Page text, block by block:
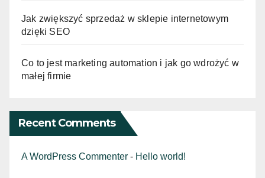
Jak zwiększyć sprzedaż w sklepie internetowym
dzięki SEO
Co to jest marketing automation i jak go wdrożyć w
małej firmie
Recent Comments
A WordPress Commenter - Hello world!